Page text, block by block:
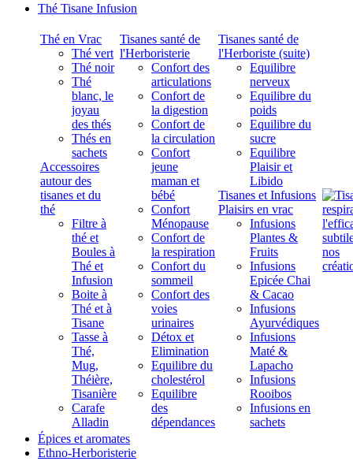
Thé Tisane Infusion
Thé en Vrac
Thé vert
Thé noir
Thé
blanc, le
joyau
des thés
Thés en
sachets
Accessoires
autour des
tisanes et du
thé
Filtre à
thé et
Boules à
Thé et
Infusion
Boite à
Thé et à
Tisane
Tasse à
Thé,
Mug,
Théière,
Tisanière
Carafe
Alladin
Tisanes santé de
l'Herboristerie
Confort des
articulations
Confort de
la digestion
Confort de
la circulation
Confort
jeune
maman et
bébé
Confort
Ménopause
Confort de
la respiration
Confort du
sommeil
Confort des
voies
urinaires
Détox et
Elimination
Equilibre du
cholestérol
Equilibre
des
dépendances
Tisanes santé de
l'Herboriste (suite)
Equilibre
nerveux
Equilibre du
poids
Equilibre du
sucre
Equilibre
Plaisir et
Libido
Tisanes et Infusions
Plaisirs en vrac
Infusions
Plantes &
Fruits
Infusions
Epicée Chai
& Cacao
Infusions
Ayurvédiques
Infusions
Maté &
Lapacho
Infusions
Rooibos
Infusions en
sachets
Épices et aromates
Ethno-Herboristerie